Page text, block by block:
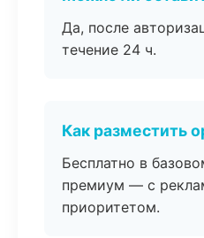
Да, после
течение 24 ч.
Как разместить
Бесплатно в
премиум — с
приоритетом.